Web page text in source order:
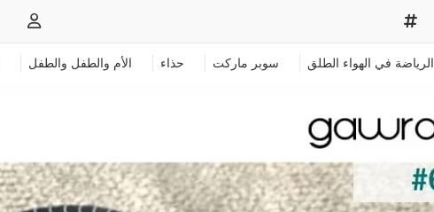
الرياضة في الهواء الطلق سوبر ماركت حذاء الأم والطفل والطفل